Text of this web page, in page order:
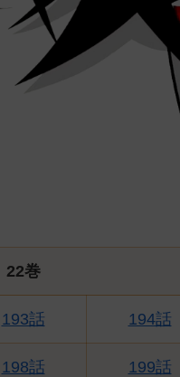
22巻
193話 194話
198話 199話